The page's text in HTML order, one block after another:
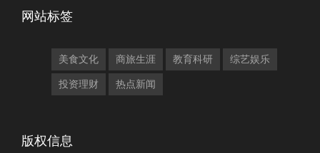
网站标签
美食文化 商旅生涯 教育科研 综艺娱乐
投资理财 热点新闻
版权信息